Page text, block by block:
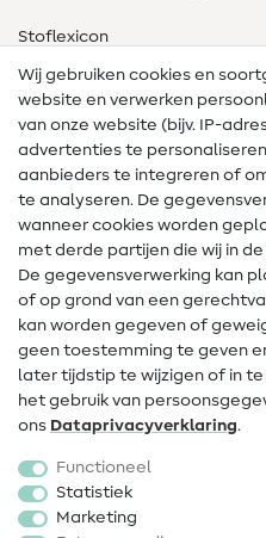
Stoflexicon
Naailexicon
Gratis Naaipatronen
Hulp & contact
Contact
Wijziging van eigenaar
FAQ
Herroepingsrecht
Populair
Fournituren
Sale
Wij gebruiken cookies en
website en verwerken
van onze website (bijv. IP-
advertenties te
aanbieders te integreren of
te analyseren. De
wanneer cookies worden
met derde partijen die wij in
De gegevensverwerking kan
of op grond van een
kan worden gegeven of
geen toestemming te geven
later tijdstip te wijzigen of in
het gebruik van
ons Data­privacy­verklaring.
Functioneel
Statistiek
Marketing